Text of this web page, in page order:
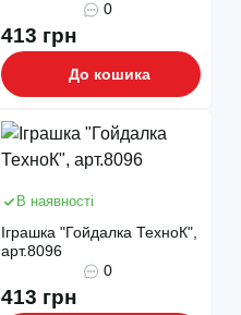
0
413 грн
До кошика
В наявності
Іграшка "Гойдалка ТехноК",
арт.8096
0
413 грн